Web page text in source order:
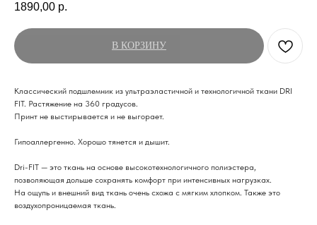
1890,00 р.
В КОРЗИНУ
Классический подшлемник из ультраэластичной и технологичной ткани DRI
FIT. Растяжение на 360 градусов.
Принт не выстирывается и не выгорает.
Гипоаллергенно. Хорошо тянется и дышит.
Dri-FIT — это ткань на основе высокотехнологичного полиэстера,
позволяющая дольше сохранять комфорт при интенсивных нагрузках.
На ощупь и внешний вид ткань очень схожа с мягким хлопком. Также это
воздухопроницаемая ткань.